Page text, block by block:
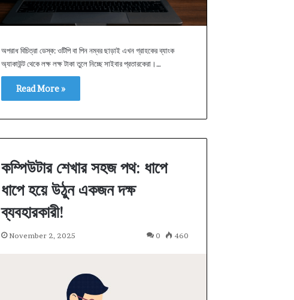
অপরাধ বিচিত্রা ডেস্ক: ওটিপি বা পিন নম্বর ছাড়াই এখন গ্রাহকের ব্যাংক
অ্যাকাউন্ট থেকে লক্ষ লক্ষ টাকা তুলে নিচ্ছে সাইবার প্রতারকেরা।…
Read More »
কম্পিউটার শেখার সহজ পথ: ধাপে
ধাপে হয়ে উঠুন একজন দক্ষ
ব্যবহারকারী!
November 2, 2025 0 460